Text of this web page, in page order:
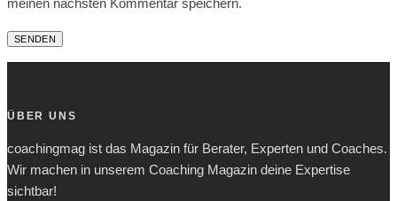
meinen nächsten Kommentar speichern.
ÜBER UNS
coachingmag ist das Magazin für Berater, Experten und Coaches.
Wir machen in unserem Coaching Magazin deine Expertise
sichtbar!